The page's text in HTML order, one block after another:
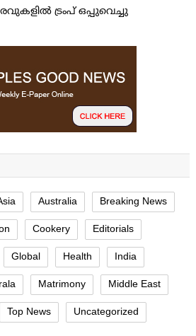
ട്രംപ് ഒപ്പുവെച്ചു
Australia Breaking News
Cookery Editorials
Global Health India
Matrimony Middle East
Top News Uncategorized